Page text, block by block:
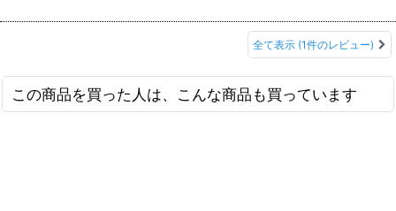
全て表示 (1件のレビュー)
この商品を買った人は、こんな商品も買っています